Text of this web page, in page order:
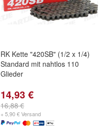
RK Kette "420SB" (1/2 x 1/4)
Standard mit nahtlos 110
Glieder
14,93 €
16,88 €
+ 5,90 € Versand